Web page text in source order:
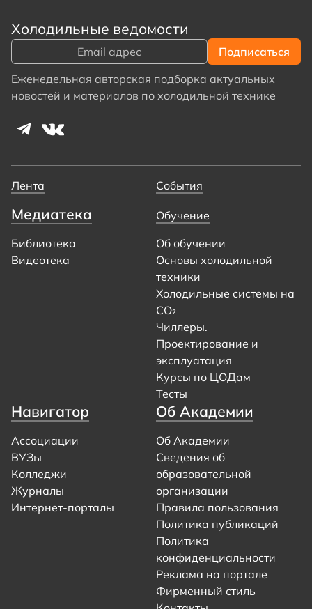
Холодильные ведомости
Еженедельная авторская подборка актуальных
новостей и материалов по холодильной технике
Лента События
Медиатека
Библиотека
Видеотека
Обучение
Об обучении
Основы холодильной
техники
Холодильные системы на
CO₂
Чиллеры.
Проектирование и
эксплуатация
Курсы по ЦОДам
Тесты
Навигатор
Ассоциации
ВУЗы
Колледжи
Журналы
Интернет-порталы
Об Академии
Об Академии
Сведения об
образовательной
организации
Правила пользования
Политика публикаций
Политика
конфиденциальности
Реклама на портале
Фирменный стиль